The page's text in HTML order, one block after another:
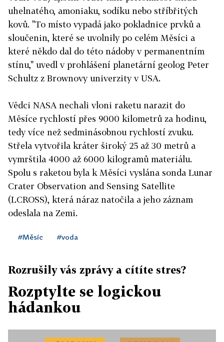
uhelnatého, amoniaku, sodíku nebo stříbřitých
kovů. "To místo vypadá jako pokladnice prvků a
sloučenin, které se uvolnily po celém Měsíci a
které někdo dal do této nádoby v permanentním
stínu," uvedl v prohlášení planetární geolog Peter
Schultz z Brownovy univerzity v USA.
Vědci NASA nechali vloni raketu narazit do
Měsíce rychlostí přes 9000 kilometrů za hodinu,
tedy více než sedminásobnou rychlostí zvuku.
Střela vytvořila kráter široký 25 až 30 metrů a
vymrštila 4000 až 6000 kilogramů materiálu.
Spolu s raketou byla k Měsíci vyslána sonda Lunar
Crater Observation and Sensing Satellite
(LCROSS), která náraz natočila a jeho záznam
odeslala na Zemi.
#Měsíc #voda
Rozrušily vás zprávy a cítíte stres?
Rozptylte se logickou
hádankou